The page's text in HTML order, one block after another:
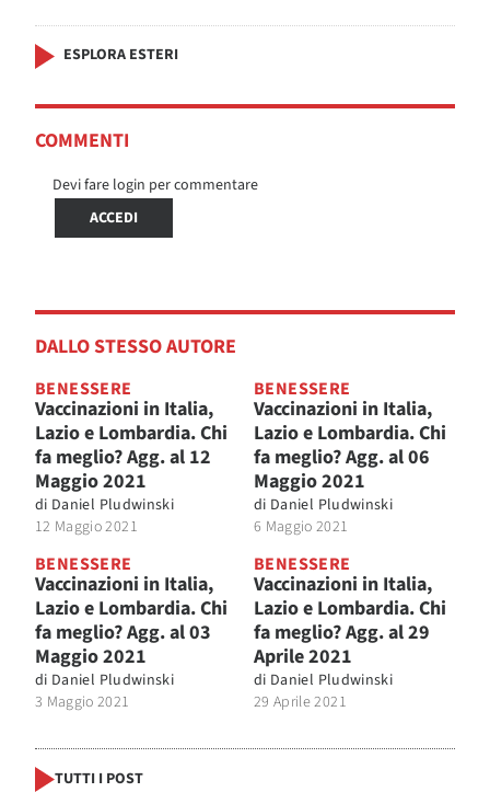
ESPLORA ESTERI
COMMENTI
Devi fare login per commentare
ACCEDI
DALLO STESSO AUTORE
BENESSERE
Vaccinazioni in Italia,
Lazio e Lombardia. Chi
fa meglio? Agg. al 12
Maggio 2021
di Daniel Pludwinski
12 Maggio 2021
BENESSERE
Vaccinazioni in Italia,
Lazio e Lombardia. Chi
fa meglio? Agg. al 06
Maggio 2021
di Daniel Pludwinski
6 Maggio 2021
BENESSERE
Vaccinazioni in Italia,
Lazio e Lombardia. Chi
fa meglio? Agg. al 03
Maggio 2021
di Daniel Pludwinski
3 Maggio 2021
BENESSERE
Vaccinazioni in Italia,
Lazio e Lombardia. Chi
fa meglio? Agg. al 29
Aprile 2021
di Daniel Pludwinski
29 Aprile 2021
TUTTI I POST